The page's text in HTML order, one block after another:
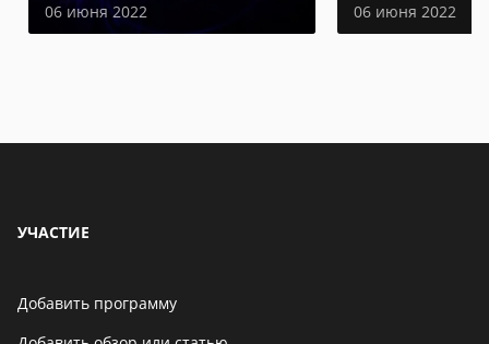
06 июня 2022 06 июня 2022
УЧАСТИЕ
Добавить программу